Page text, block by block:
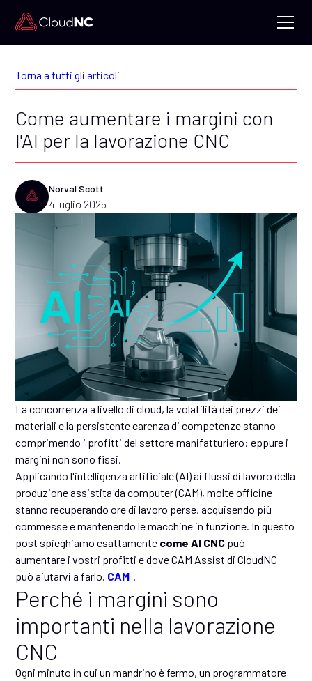
Torna a tutti gli articoli
Come aumentare i margini con
l'AI per la lavorazione CNC
Norval Scott
4 luglio 2025
La concorrenza a livello di cloud, la volatilità dei prezzi dei
materiali e la persistente carenza di competenze stanno
comprimendo i profitti del settore manifatturiero: eppure i
margini non sono fissi.
Applicando l'intelligenza artificiale (AI) ai flussi di lavoro della
produzione assistita da computer (CAM), molte officine
stanno recuperando ore di lavoro perse, acquisendo più
commesse e mantenendo le macchine in funzione. In questo
post spieghiamo esattamente come AI CNC può
aumentare i vostri profitti e dove CAM Assist di CloudNC
può aiutarvi a farlo. CAM
Perché i margini sono
importanti nella lavorazione
CNC
Ogni minuto in cui un mandrino è fermo, un programmatore